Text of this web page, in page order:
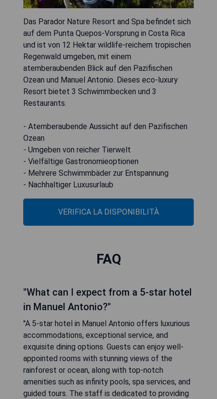
Das Parador Nature Resort and Spa befindet sich
auf dem Punta Quepos-Vorsprung in Costa Rica
und ist von 12 Hektar wildlife-reichem tropischen
Regenwald umgeben, mit einem
atemberaubenden Blick auf den Pazifischen
Ozean und Manuel Antonio. Dieses eco-luxury
Resort bietet 3 Schwimmbecken und 3
Restaurants.
- Atemberaubende Aussicht auf den Pazifischen
Ozean
- Umgeben von reicher Tierwelt
- Vielfältige Gastronomieoptionen
- Mehrere Schwimmbäder zur Entspannung
- Nachhaltiger Luxusurlaub
VERIFICA LA DISPONIBILITÀ
FAQ
"What can I expect from a 5-star hotel
in Manuel Antonio?"
"A 5-star hotel in Manuel Antonio offers luxurious
accommodations, exceptional service, and
exquisite dining options. Guests can enjoy well-
appointed rooms with stunning views of the
rainforest or ocean, along with top-notch
amenities such as infinity pools, spa services, and
guided tours. The staff is dedicated to providing